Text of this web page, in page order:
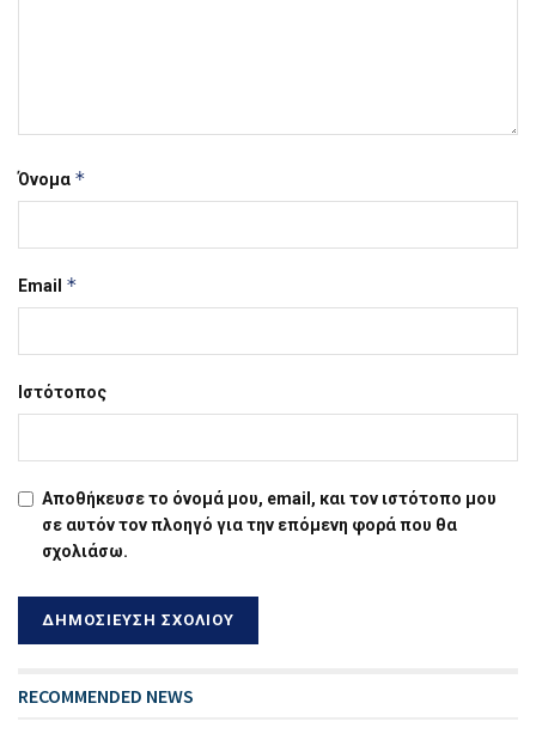
Όνομα *
Email *
Ιστότοπος
Αποθήκευσε το όνομά μου, email, και τον ιστότοπο μου
σε αυτόν τον πλοηγό για την επόμενη φορά που θα
σχολιάσω.
RECOMMENDED NEWS